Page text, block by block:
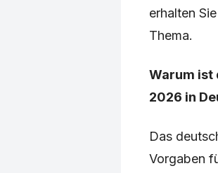
erhalten
Thema.
Warum ist
2026 in
Das
Vorgaben